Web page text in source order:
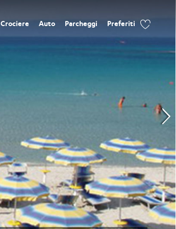
Crociere Auto Parcheggi Preferiti